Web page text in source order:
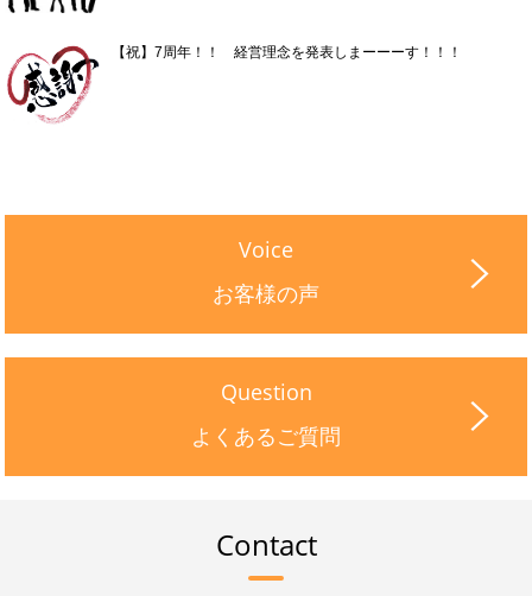
【祝】7周年！！ 経営理念を発表しまーーーす！！！
Voice
お客様の声
Question
よくあるご質問
Contact